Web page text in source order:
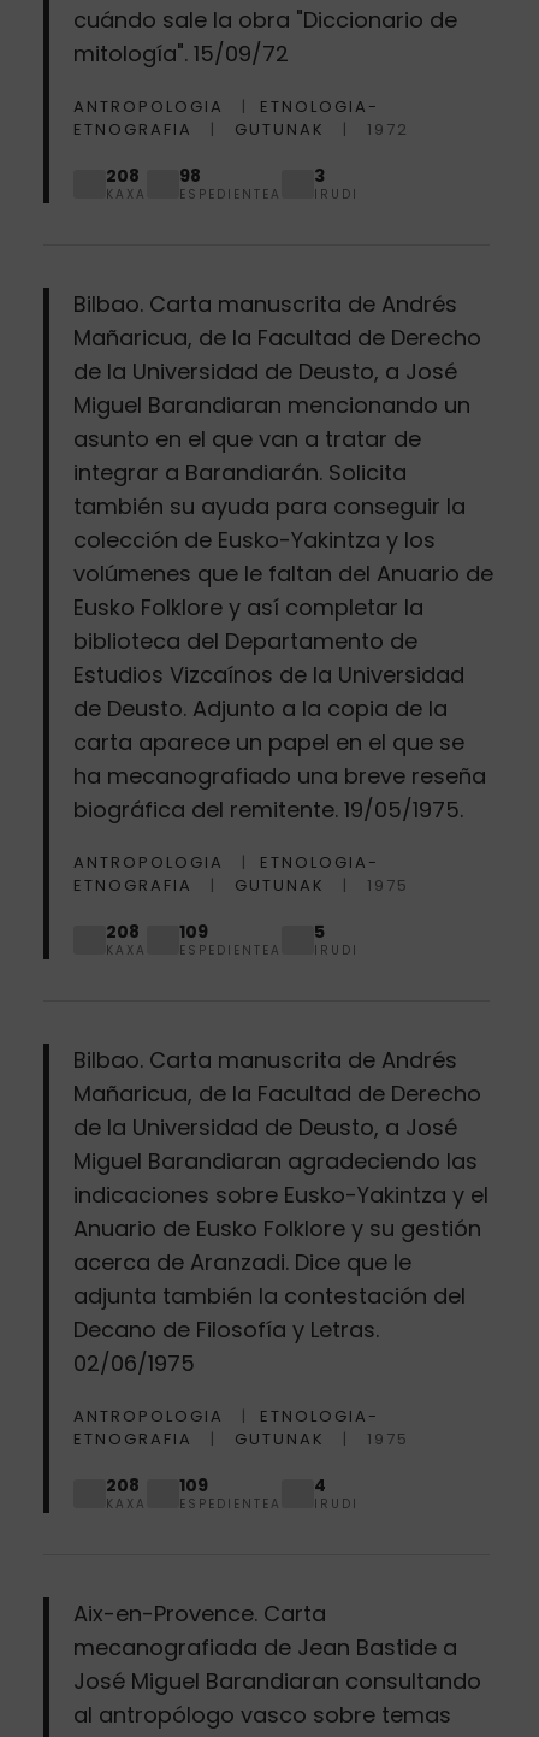
cuándo sale la obra "Diccionario de
mitología". 15/09/72
ANTROPOLOGIA
ETNOLOGIA-
ETNOGRAFIA
GUTUNAK 1972
208
KAXA
98
ESPEDIENTEA
3
IRUDI
Bilbao. Carta manuscrita de Andrés
Mañaricua, de la Facultad de Derecho
de la Universidad de Deusto, a José
Miguel Barandiaran mencionando un
asunto en el que van a tratar de
integrar a Barandiarán. Solicita
también su ayuda para conseguir la
colección de Eusko-Yakintza y los
volúmenes que le faltan del Anuario de
Eusko Folklore y así completar la
biblioteca del Departamento de
Estudios Vizcaínos de la Universidad
de Deusto. Adjunto a la copia de la
carta aparece un papel en el que se
ha mecanografiado una breve reseña
biográfica del remitente. 19/05/1975.
ANTROPOLOGIA
ETNOLOGIA-
ETNOGRAFIA
GUTUNAK 1975
208
KAXA
109
ESPEDIENTEA
5
IRUDI
Bilbao. Carta manuscrita de Andrés
Mañaricua, de la Facultad de Derecho
de la Universidad de Deusto, a José
Miguel Barandiaran agradeciendo las
indicaciones sobre Eusko-Yakintza y el
Anuario de Eusko Folklore y su gestión
acerca de Aranzadi. Dice que le
adjunta también la contestación del
Decano de Filosofía y Letras.
02/06/1975
ANTROPOLOGIA
ETNOLOGIA-
ETNOGRAFIA
GUTUNAK 1975
208
KAXA
109
ESPEDIENTEA
4
IRUDI
Aix-en-Provence. Carta
mecanografiada de Jean Bastide a
José Miguel Barandiaran consultando
al antropólogo vasco sobre temas